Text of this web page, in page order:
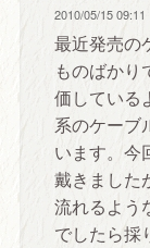
2010/05/15 09:11
最近発売の
ものばか
価している
系のケーブ
います。今
戴きました
流れるよう
でしたら採